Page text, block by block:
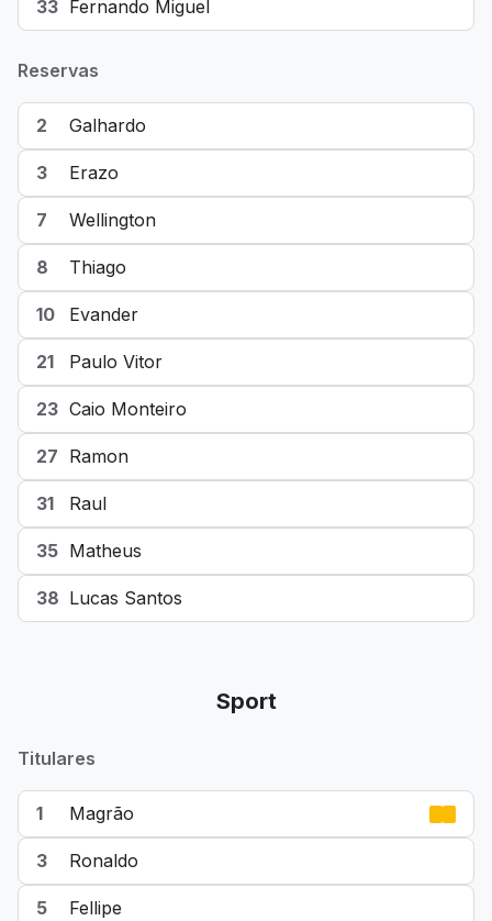
33 Fernando Miguel
Reservas
2 Galhardo
3 Erazo
7 Wellington
8 Thiago
10 Evander
21 Paulo Vitor
23 Caio Monteiro
27 Ramon
31 Raul
35 Matheus
38 Lucas Santos
Sport
Titulares
1 Magrão
3 Ronaldo
5 Fellipe